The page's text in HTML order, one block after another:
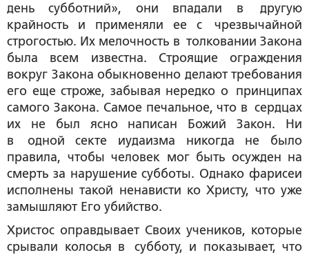
день субботний», они впадали в другую
крайность и применяли ее с чрезвычайной
строгостью. Их мелочность в толковании Закона
была всем известна. Строящие ограждения
вокруг Закона обыкновенно делают требования
его еще строже, забывая нередко о принципах
самого Закона. Самое печальное, что в сердцах
их не был ясно написан Божий Закон. Ни
в одной секте иудаизма никогда не было
правила, чтобы человек мог быть осужден на
смерть за нарушение субботы. Однако фарисеи
исполнены такой ненависти ко Христу, что уже
замышляют Его убийство.
Христос оправдывает Своих учеников, которые
срывали колосья в субботу, и показывает, что